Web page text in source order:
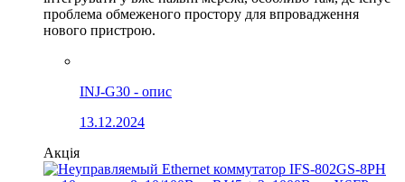
проблема обмеженого простору для впровадження
нового пристрою.
INJ-G30 - опис
13.12.2024
Акція